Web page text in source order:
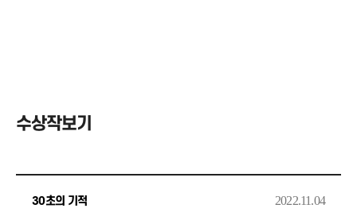
수상작보기
30초의 기적 2022.11.04